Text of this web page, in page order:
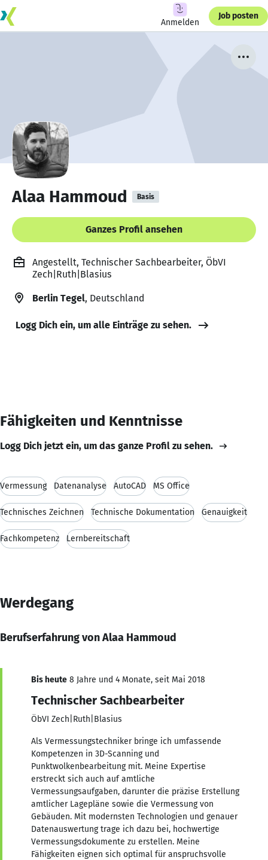
Anmelden
Job posten
Alaa Hammoud Basis
Ganzes Profil ansehen
Angestellt, Technischer Sachbearbeiter, ÖbVI
Zech|Ruth|Blasius
Berlin Tegel, Deutschland
Logg Dich ein, um alle Einträge zu sehen.
Fähigkeiten und Kenntnisse
Logg Dich jetzt ein, um das ganze Profil zu sehen.
Vermessung Datenanalyse AutoCAD MS Office
Technisches Zeichnen Technische Dokumentation Genauigkeit
Fachkompetenz Lernbereitschaft
Werdegang
Berufserfahrung von Alaa Hammoud
Bis heute 8 Jahre und 4 Monate, seit Mai 2018
Technischer Sachbearbeiter
ÖbVI Zech|Ruth|Blasius
Als Vermessungstechniker bringe ich umfassende
Kompetenzen in 3D-Scanning und
Punktwolkenbearbeitung mit. Meine Expertise
erstreckt sich auch auf amtliche
Vermessungsaufgaben, darunter die präzise Erstellung
amtlicher Lagepläne sowie die Vermessung von
Gebäuden. Mit modernsten Technologien und genauer
Datenauswertung trage ich dazu bei, hochwertige
Vermessungsdokumente zu erstellen. Meine
Fähigkeiten eignen sich optimal für anspruchsvolle